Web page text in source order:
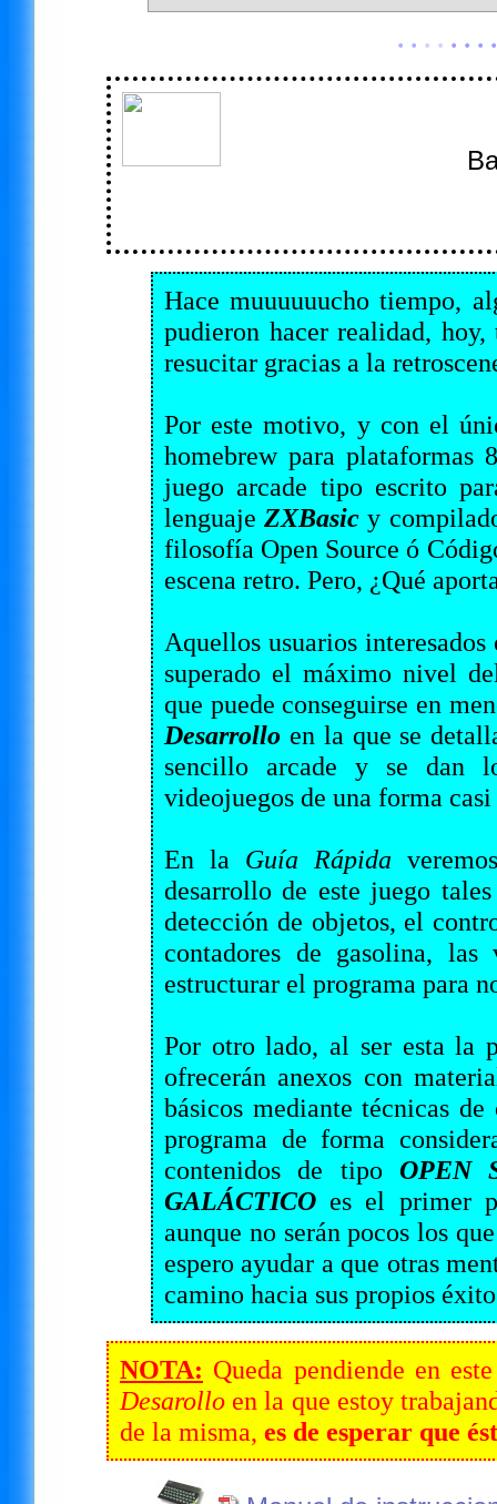
· · · · · · ·
Hace muuuuuucho tiempo,
pudieron hacer realidad,
resucitar gracias a la
Por este motivo, y con el
homebrew para plataformas
juego arcade tipo escrito
lenguajeZXBasic y
filosofía Open Source ó
escena retro. Pero, ¿Qué
Aquellos usuarios
superado el máximo nivel
que puede conseguirse en
Desarrollo en la que se
sencillo arcade y se dan
videojuegos de una forma
En la Guía Rápida
desarrollo de este juego
detección de objetos, el
contadores de gasolina,
estructurar el programa para
Por otro lado, al ser esta la
ofrecerán anexos con
básicos mediante técnicas
programa de forma
contenidos de tipo OPEN
GALÁCTICO es el primer
aunque no serán pocos los
espero ayudar a que otras
camino hacia sus propios
NOTA: Queda pendiende en
Desarollo en la que estoy
de la misma, es de esperar que